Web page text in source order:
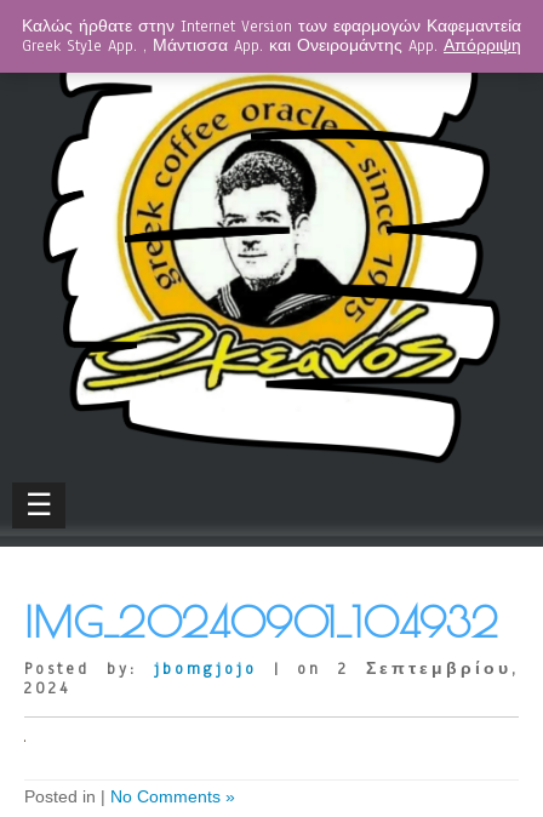
☰
IMG_20240901_104932
Posted by: jbomgjojo
| on 2 Σεπτεμβρίου,
2024
Posted in | No Comments »
Καλώς ήρθατε στην Internet Version των εφαρμογών Καφεμαντεία
Greek Style App. , Μάντισσα App. και Ονειρομάντης App. Απόρριψη